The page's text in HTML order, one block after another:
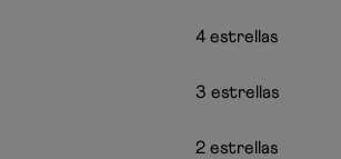
4 estrellas
3 estrellas
2 estrellas